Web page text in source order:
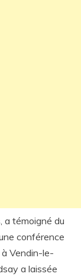
a témoigné du
conférence
Vendin-le-
a laissée